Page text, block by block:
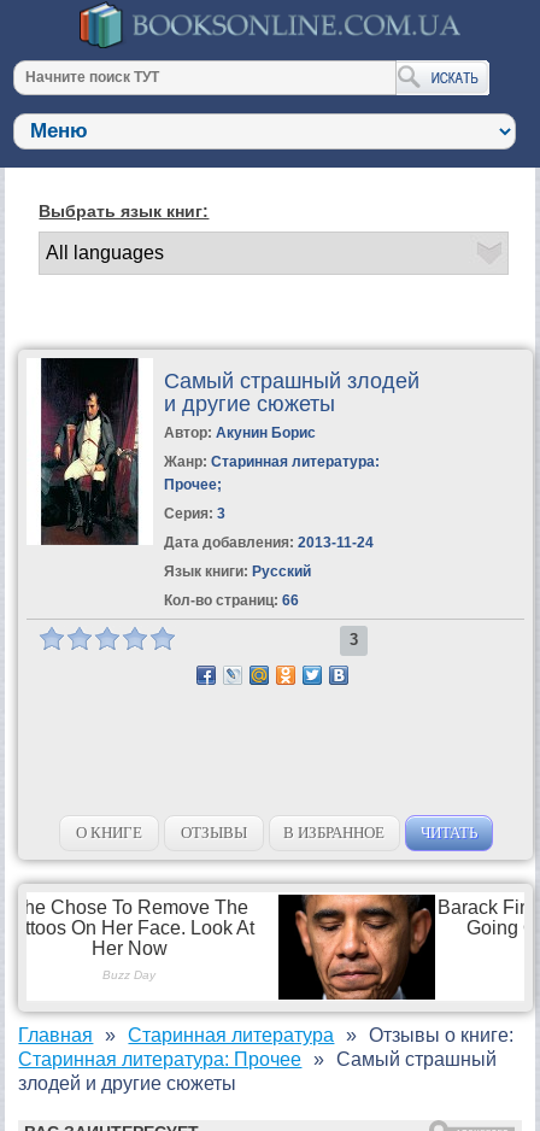
Выбрать язык книг:
Самый страшный злодей
и другие сюжеты
Автор: Акунин Борис
Жанр: Старинная литература:
Прочее;
Серия: 3
Дата добавления: 2013-11-24
Язык книги: Русский
Кол-во страниц: 66
3
О КНИГЕ ОТЗЫВЫ В ИЗБРАННОЕ ЧИТАТЬ
Главная
Старинная литература
Старинная литература: Прочее
Отзывы о книге:
Самый страшный
злодей и другие сюжеты